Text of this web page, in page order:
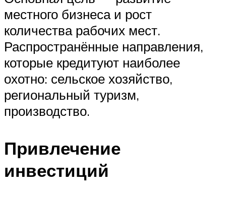
местного бизнеса и рост
количества рабочих мест.
Распространённые направления,
которые кредитуют наиболее
охотно: сельское хозяйство,
региональный туризм,
производство.
Привлечение
инвестиций